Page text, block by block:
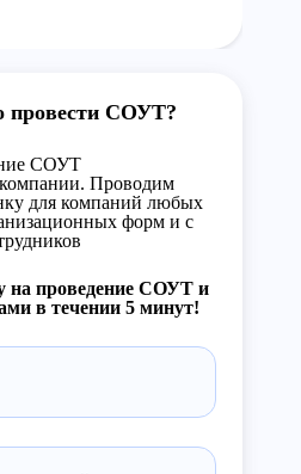
провести СОУТ?
СОУТ
Проводим
для компаний любых
форм и с
на проведение СОУТ и
в течении 5 минут!